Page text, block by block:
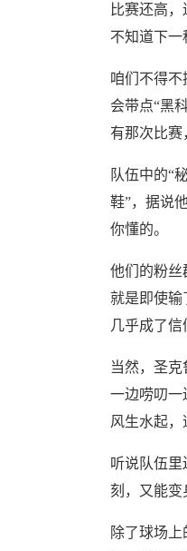
比赛还高
不知道下一
咱们不得
会带点“黑
有那次比赛
队伍中的“
鞋”，据说
你懂的。
他们的粉丝
就是即使输
几乎成了信
当然，圣
一边唠叨一
风生水起，
听说队伍
刻，又能变
除了球场上